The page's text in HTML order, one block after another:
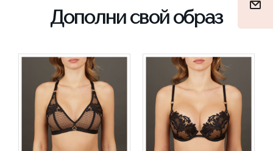
Дополни свой образ